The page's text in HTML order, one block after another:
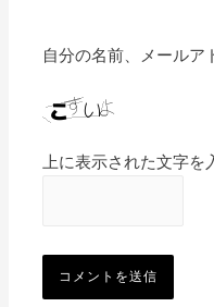
自分の名前、メールア
上に表示された文字を